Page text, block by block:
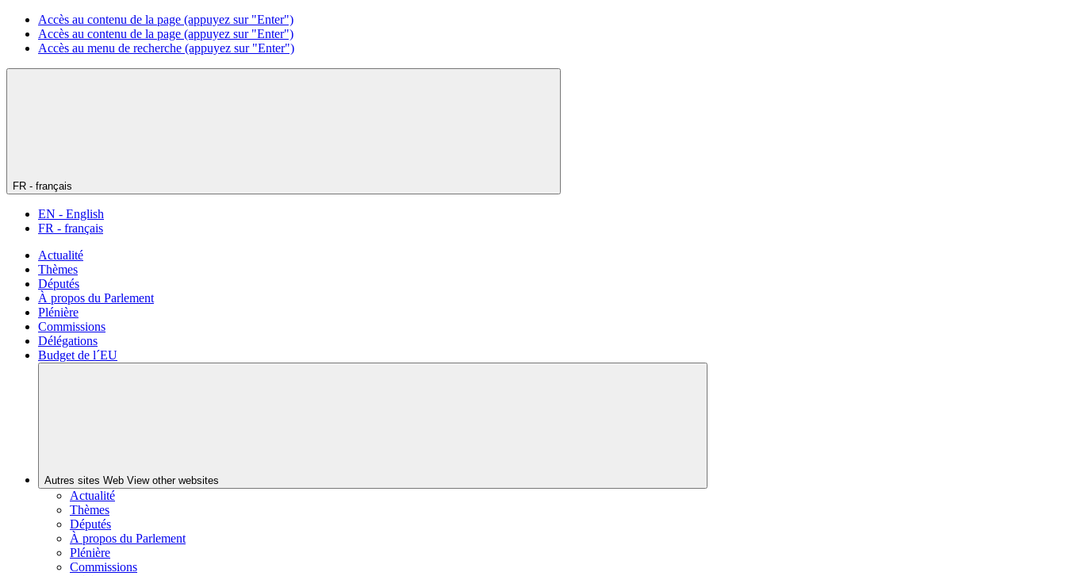
Accès au contenu de la page (appuyez sur "Enter")
Accès au contenu de la page (appuyez sur "Enter")
Accès au menu de recherche (appuyez sur "Enter")
FR - français
EN - English
FR - français
Actualité
Thèmes
Députés
À propos du Parlement
Plénière
Commissions
Délégations
Budget de l´EU
Autres sites Web View other websites
Actualité
Thèmes
Députés
À propos du Parlement
Plénière
Commissions